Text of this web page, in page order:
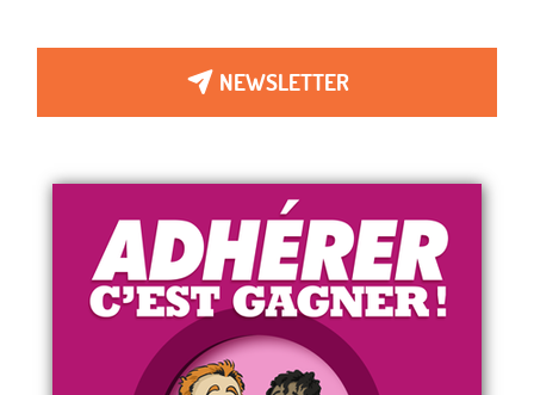
NEWSLETTER